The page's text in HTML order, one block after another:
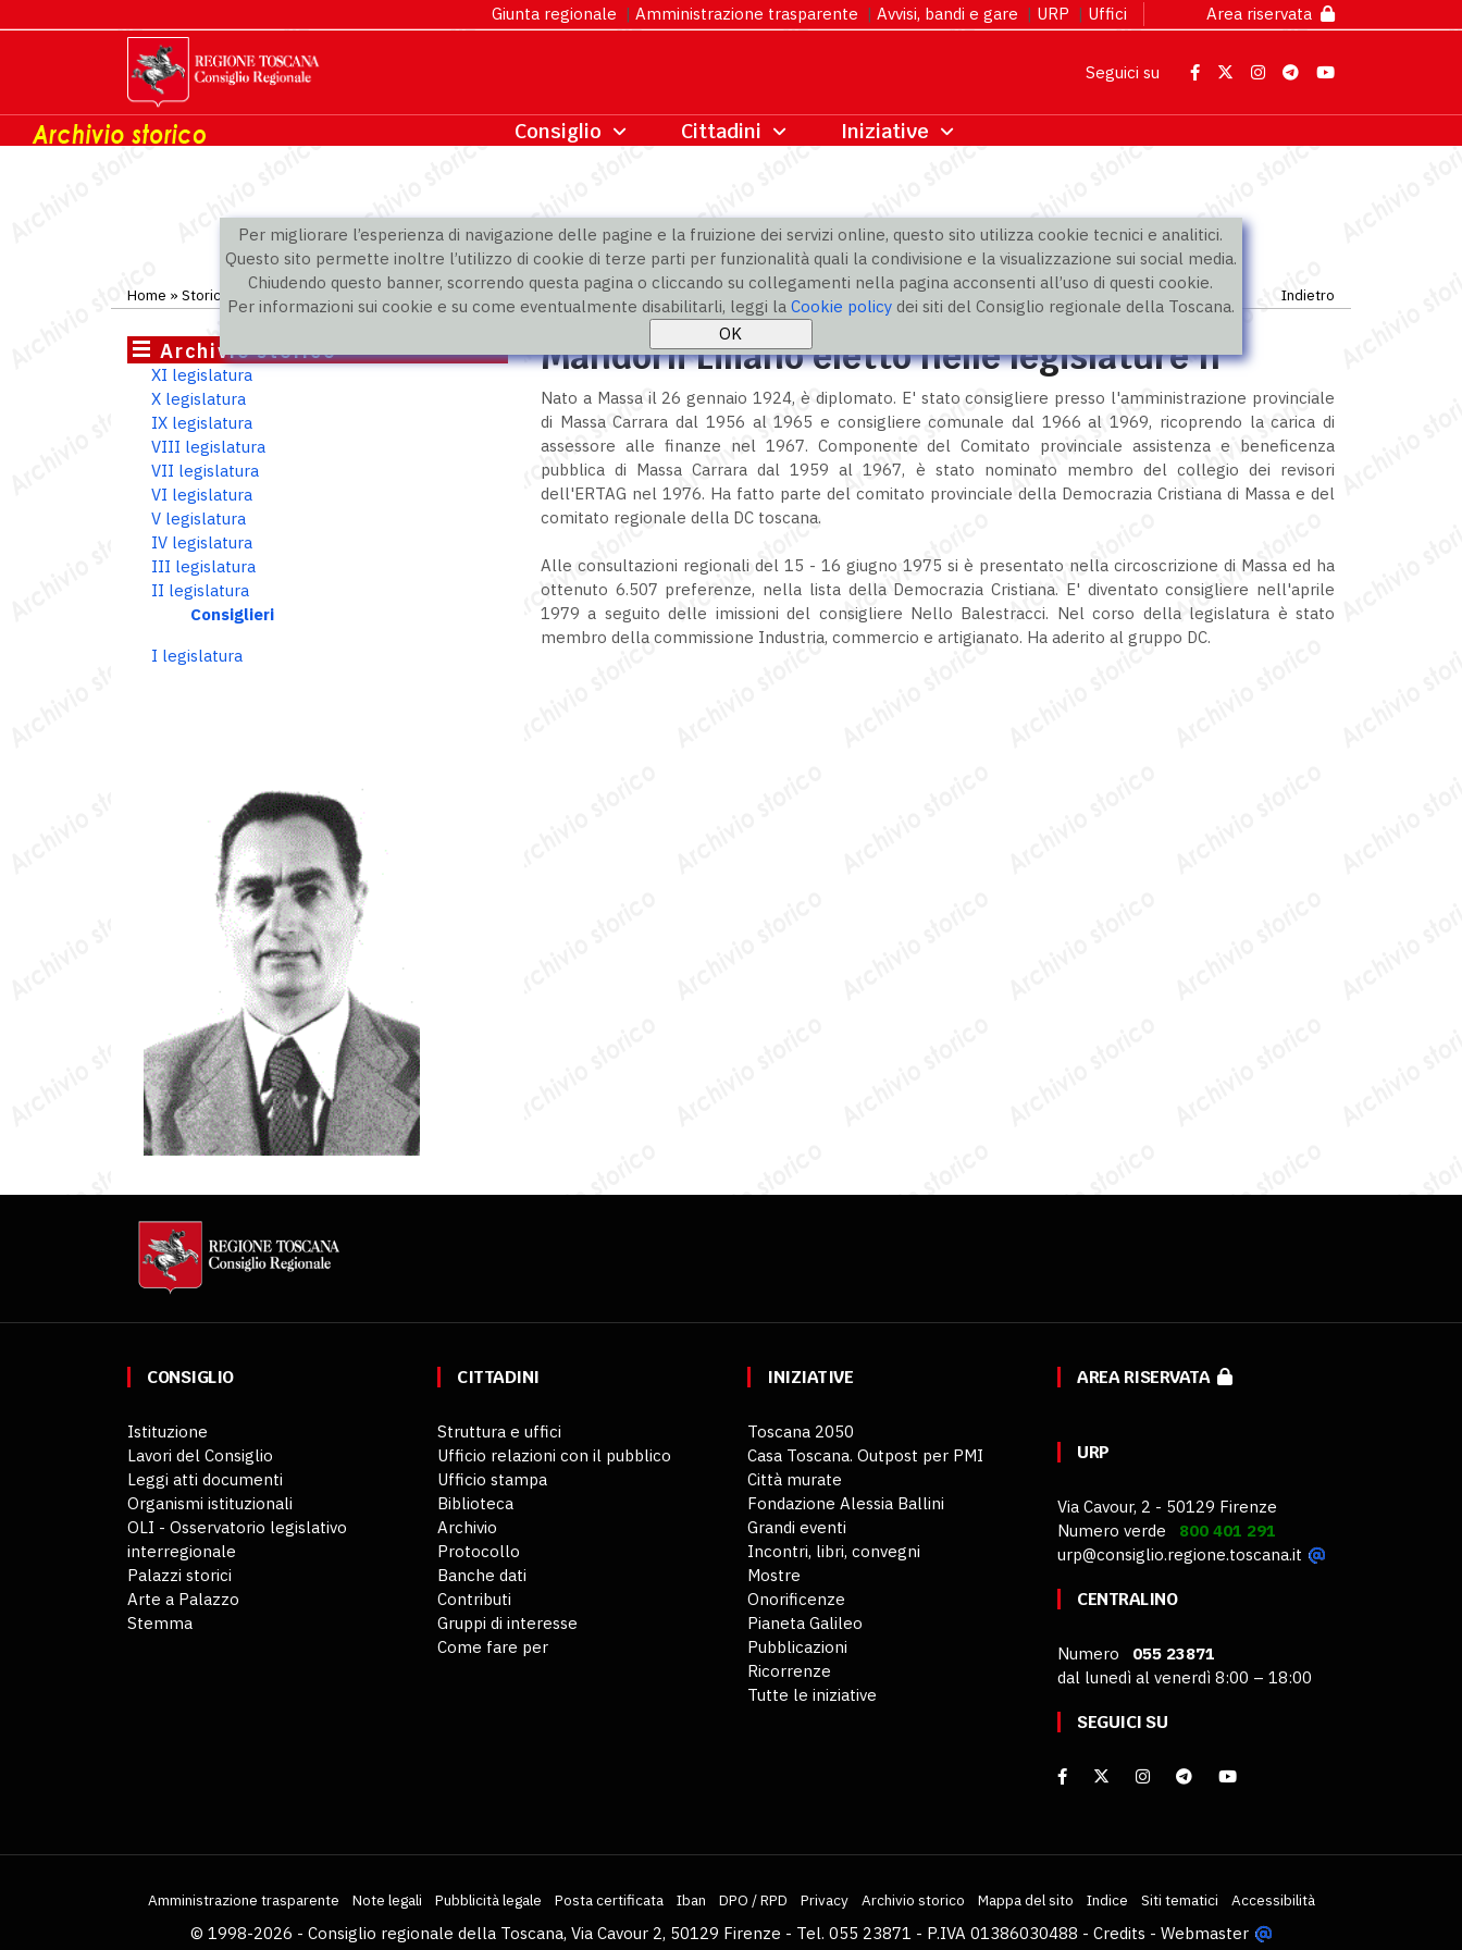
Per migliorare l’esperienza di navigazione delle pagine e la fruizione dei servizi online, questo sito utilizza cookie tecnici e analitici.
Questo sito permette inoltre l’utilizzo di cookie di terze parti per funzionalità quali la condivisione e la visualizzazione sui social media.
Chiudendo questo banner, scorrendo questa pagina o cliccando su collegamenti nella pagina acconsenti all’uso di questi cookie.
Per informazioni sui cookie e su come eventualmente disabilitarli, leggi la Cookie policydei siti del Consiglio regionale della Toscana.
Giunta regionale | Amministrazione trasparente | Avvisi, bandi e gare | URP | Uffici Area riservata
Seguici su
Home » Storico II legislatura »Consiglieri Indietro
Archivio storico
XI legislatura
X legislatura
IX legislatura
VIII legislatura
VII legislatura
VI legislatura
V legislatura
IV legislatura
III legislatura
II legislatura
Consiglieri
I legislatura
Mandorli Liliano eletto nelle legislature II
Nato a Massa il 26 gennaio 1924, è diplomato. E' stato consigliere presso l'amministrazione provinciale
di Massa Carrara dal 1956 al 1965 e consigliere comunale dal 1966 al 1969, ricoprendo la carica di
assessore alle finanze nel 1967. Componente del Comitato provinciale assistenza e beneficenza
pubblica di Massa Carrara dal 1959 al 1967, è stato nominato membro del collegio dei revisori
dell'ERTAG nel 1976. Ha fatto parte del comitato provinciale della Democrazia Cristiana di Massa e del
comitato regionale della DC toscana.
Alle consultazioni regionali del 15 - 16 giugno 1975 si è presentato nella circoscrizione di Massa ed ha
ottenuto 6.507 preferenze, nella lista della Democrazia Cristiana. E' diventato consigliere nell'aprile
1979 a seguito delle imissioni del consigliere Nello Balestracci. Nel corso della legislatura è stato
membro della commissione Industria, commercio e artigianato. Ha aderito al gruppo DC.
CONSIGLIO
Istituzione
Lavori del Consiglio
Leggi atti documenti
Organismi istituzionali
OLI - Osservatorio legislativo
interregionale
Palazzi storici
Arte a Palazzo
Stemma
CITTADINI
Struttura e uffici
Ufficio relazioni con il pubblico
Ufficio stampa
Biblioteca
Archivio
Protocollo
Banche dati
Contributi
Gruppi di interesse
Come fare per
INIZIATIVE
Toscana 2050
Casa Toscana. Outpost per PMI
Città murate
Fondazione Alessia Ballini
Grandi eventi
Incontri, libri, convegni
Mostre
Onorificenze
Pianeta Galileo
Pubblicazioni
Ricorrenze
Tutte le iniziative
AREA RISERVATA
URP
Via Cavour, 2 - 50129 Firenze
Numero verde 800 401 291
urp@consiglio.regione.toscana.it
CENTRALINO
Numero 055 23871
dal lunedì al venerdì 8:00 – 18:00
SEGUICI SU
Amministrazione trasparente Note legali Pubblicità legale Posta certificata Iban DPO / RPD Privacy Archivio storico Mappa del sito Indice Siti tematici Accessibilità
© 1998-2026 - Consiglio regionale della Toscana, Via Cavour 2, 50129 Firenze - Tel. 055 23871 - P.IVA 01386030488 - Credits - Webmaster